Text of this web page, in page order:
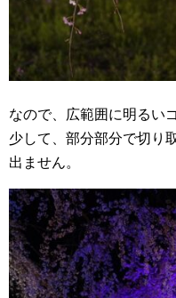
なので、広範囲に明るい
少して、部分部分で切り
出ません。